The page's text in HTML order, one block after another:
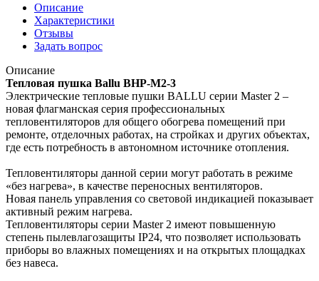
Описание
Характеристики
Отзывы
Задать вопрос
Описание
Тепловая пушка Ballu BHP-M2-3
Электрические тепловые пушки BALLU серии Master 2 –
новая флагманская серия профессиональных
тепловентиляторов для общего обогрева помещений при
ремонте, отделочных работах, на стройках и других объектах,
где есть потребность в автономном источнике отопления.
Тепловентиляторы данной серии могут работать в режиме
«без нагрева», в качестве переносных вентиляторов.
Новая панель управления со световой индикацией показывает
активный режим нагрева.
Тепловентиляторы серии Master 2 имеют повышенную
степень пылевлагозащиты IP24, что позволяет использовать
приборы во влажных помещениях и на открытых площадках
без навеса.